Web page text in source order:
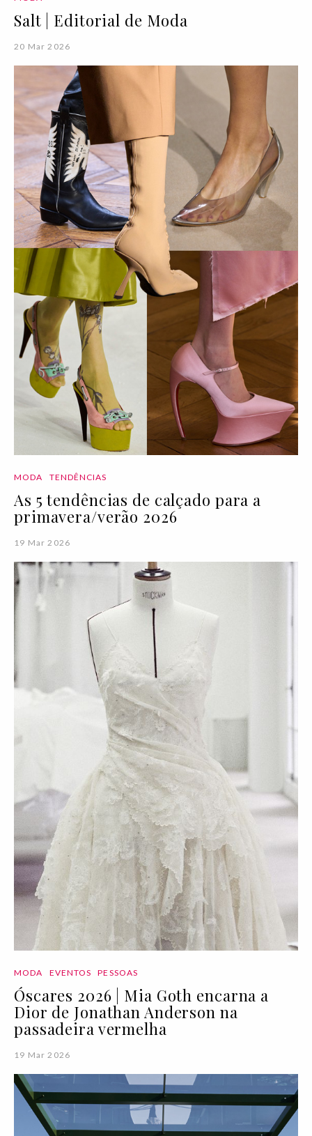
Salt | Editorial de Moda
20 Mar 2026
MODA TENDÊNCIAS
As 5 tendências de calçado para a
primavera/verão 2026
19 Mar 2026
MODA EVENTOS PESSOAS
Óscares 2026 | Mia Goth encarna a
Dior de Jonathan Anderson na
passadeira vermelha
19 Mar 2026